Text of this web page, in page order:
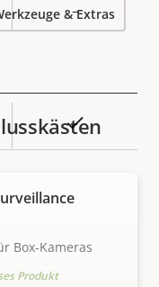
–
Ja
& Extras
Box-Kameras
Produkt